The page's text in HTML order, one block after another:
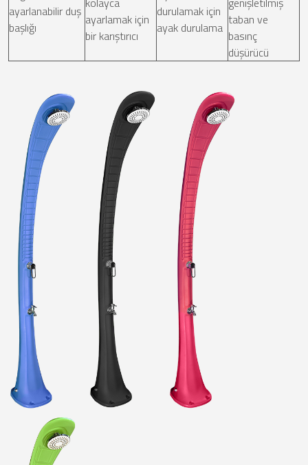
ayarlanabilir duş
başlığı
ayarlamak için
bir karıştırıcı
durulamak için
ayak durulama taban ve
basınç
düşürücü